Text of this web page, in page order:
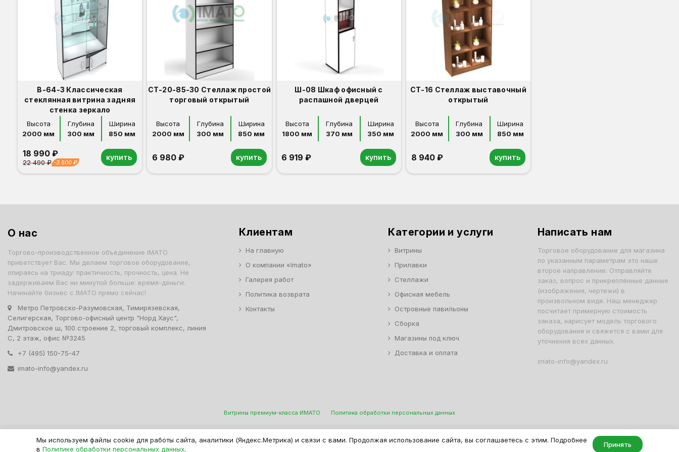
В-64-З Классическая
стеклянная витрина задняя
стенка зеркало
Высота
2000 мм
Глубина
300 мм
Ширина
850 мм
18 990 ₽
22 490 ₽ -3 500 ₽
купить
СТ-20-85-30 Стеллаж простой
торговый открытый
Высота
2000 мм
Глубина
300 мм
Ширина
850 мм
6 980 ₽ купить
Ш-08 Шкаф офисный с
распашной дверцей
Высота
1800 мм
Глубина
370 мм
Ширина
350 мм
6 919 ₽ купить
СТ-16 Стеллаж выставочный
открытый
Высота
2000 мм
Глубина
300 мм
Ширина
850 мм
8 940 ₽ купить
О нас
Торгово-производственное объединение IMATO
приветствует Вас. Мы делаем торговое оборудование,
опираясь на триаду: практичность, прочность, цена. Не
задерживаем Вас ни минутой больше: время-деньги.
Начинайте бизнес с IMATO прямо сейчас!
Метро Петровско-Разумовская, Тимирязевская,
Селигерская, Торгово-офисный центр "Норд Хаус",
Дмитровское ш, 100 строение 2, торговый комплекс, линия
С, 2 этаж, офис №3245
+7 (495) 150-75-47
imato-info@yandex.ru
Клиентам
На главную
О компании «Imato»
Галерея работ
Политика возврата
Контакты
Категории и услуги
Витрины
Прилавки
Стеллажи
Офисная мебель
Островные павильоны
Сборка
Магазины под ключ
Доставка и оплата
Написать нам
Торговое оборудование для магазина
по указанным параметрам это наше
второе направление. Отправляйте
заказ, вопрос и прикреплённые данные
(изображения, чертежи) в
произвольном виде. Наш менеджер
посчитает примерную стоимость
заказа, нарисует модель торгового
оборудования и свяжется с вами для
уточнения всех данных.
imato-info@yandex.ru
Витрины премиум-класса ИМАТО · Политика обработки персональных данных
Мы используем файлы cookie для работы сайта, аналитики (Яндекс.Метрика) и связи с вами. Продолжая использование сайта, вы соглашаетесь с этим. Подробнее
в Политике обработки персональных данных.
Принять